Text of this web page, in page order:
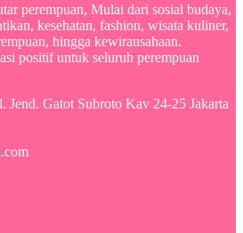
perempuan, Mulai dari sosial budaya,
kesehatan, fashion, wisata kuliner,
hingga kewirausahaan.
positif untuk seluruh perempuan
Jend. Gatot Subroto Kav 24-25 Jakarta